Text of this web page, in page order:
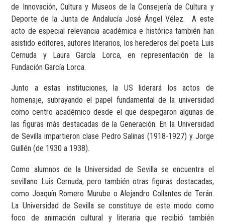
de Innovación, Cultura y Museos de la Consejería de Cultura y
Deporte de la Junta de Andalucía José Ángel Vélez.
A este
acto de especial relevancia académica e histórica también han
asistido editores, autores literarios, los herederos del poeta Luis
Cernuda y Laura García Lorca, en representación de la
Fundación García Lorca.
Junto a estas instituciones, la US liderará los actos de
homenaje, subrayando el papel fundamental de la universidad
como centro académico desde el que despegaron algunas de
las figuras más destacadas de la Generación. En la Universidad
de Sevilla impartieron clase Pedro Salinas (1918-1927) y Jorge
Guillén (de 1930 a 1938).
Como alumnos de la Universidad de Sevilla se encuentra el
sevillano Luis Cernuda, pero también otras figuras destacadas,
como Joaquín Romero Murube o Alejandro Collantes de Terán.
La Universidad de Sevilla se constituye de este modo como
foco de animación cultural y literaria que recibió también